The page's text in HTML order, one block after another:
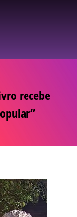
recebe